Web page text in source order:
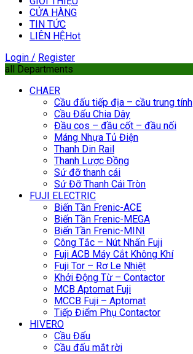
CỬA HÀNG
TIN TỨC
LIÊN HỆHot
Login / Register
all Departments
CHAER
Cầu đấu tiếp địa – cầu trung tính
Cầu Đấu Chia Dây
Đầu cos – đầu cốt – đầu nối
Máng Nhựa Tủ Điện
Thanh Din Rail
Thanh Lược Đồng
Sứ đỡ thanh cái
Sứ Đỡ Thanh Cái Tròn
FUJI ELECTRIC
Biến Tần Frenic-ACE
Biến Tần Frenic-MEGA
Biến Tần Frenic-MINI
Công Tắc – Nút Nhấn Fuji
Fuji ACB Máy Cắt Không Khí
Fuji Tor – Rơ Le Nhiệt
Khởi Động Từ – Contactor
MCB Aptomat Fuji
MCCB Fuji – Aptomat
Tiếp Điểm Phụ Contactor
HIVERO
Cầu Đấu
Cầu đấu mắt rời